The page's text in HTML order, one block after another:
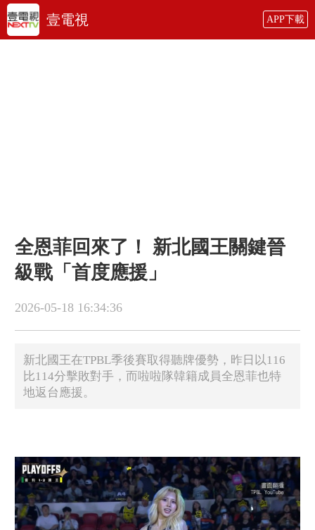
壹電視 APP下載
全恩菲回來了！ 新北國王關鍵晉
級戰「首度應援」
2026-05-18 16:34:36
新北國王在TPBL季後賽取得聽牌優勢，昨日以116
比114分擊敗對手，而啦啦隊韓籍成員全恩菲也特
地返台應援。